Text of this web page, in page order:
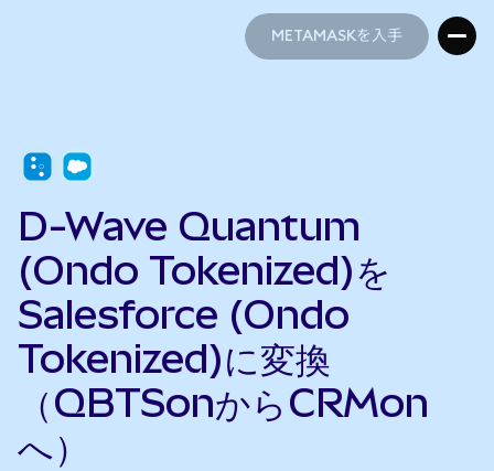
METAMASKを入手
D-Wave Quantum
(Ondo Tokenized)を
Salesforce (Ondo
Tokenized)に変換
（QBTSonからCRMon
へ）